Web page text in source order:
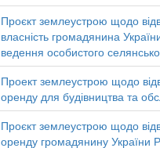
Проєкт землеустрою щодо
власність громадянина
ведення особистого
Проект землеустрою щодо
оренду для будівництва та
Проєкт землеустрою щодо
оренду громадянину України